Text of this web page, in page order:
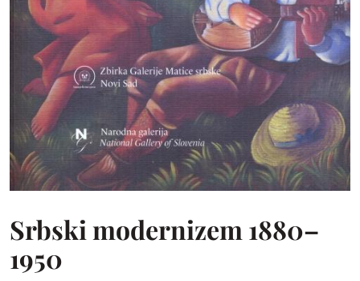
Srbski modernizem 1880–
1950